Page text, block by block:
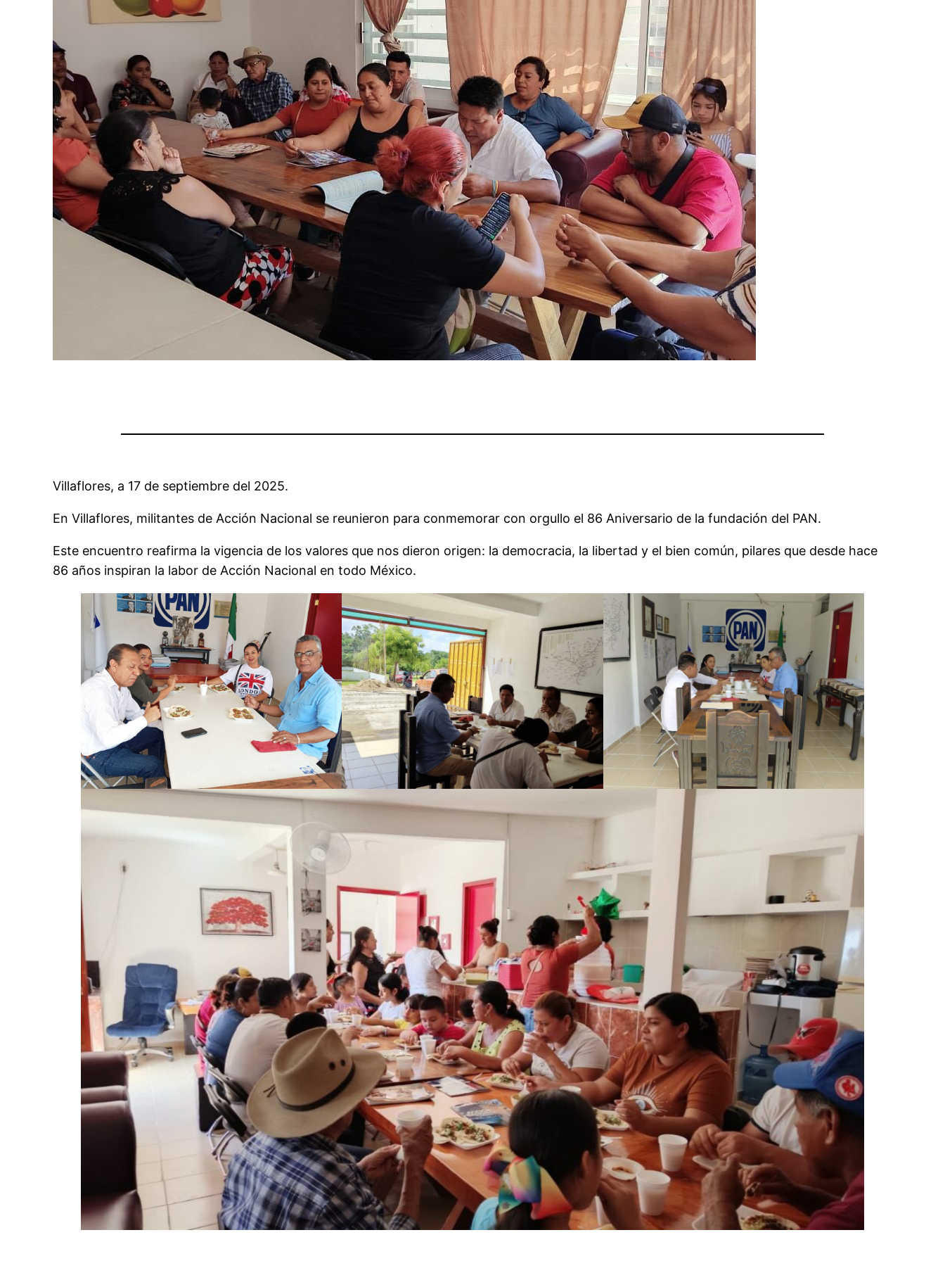
Villaflores, a 17 de septiembre del 2025.
En Villaflores, militantes de Acción Nacional se reunieron para conmemorar con orgullo el 86 Aniversario de la fundación del PAN.
Este encuentro reafirma la vigencia de los valores que nos dieron origen: la democracia, la libertad y el bien común, pilares que desde hace
86 años inspiran la labor de Acción Nacional en todo México.